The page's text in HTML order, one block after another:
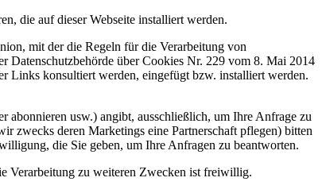
die auf dieser Webseite installiert werden.
mit der die Regeln für die Verarbeitung von
Datenschutzbehörde über Cookies Nr. 229 vom 8. Mai 2014
Links konsultiert werden, eingefügt bzw. installiert werden.
usw.) angibt, ausschließlich, um Ihre Anfrage zu
zwecks deren Marketings eine Partnerschaft pflegen) bitten
die Sie geben, um Ihre Anfragen zu beantworten.
Verarbeitung zu weiteren Zwecken ist freiwillig.